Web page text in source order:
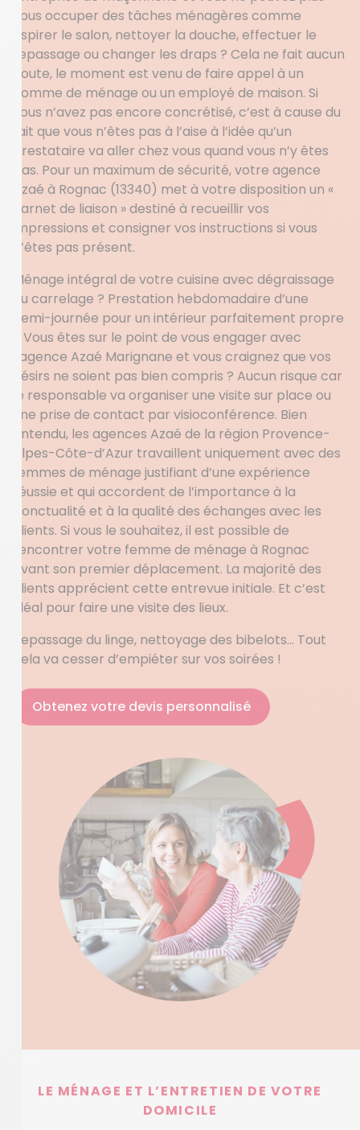
vous occuper des tâches ménagères comme
aspirer le salon, nettoyer la douche, effectuer le
repassage ou changer les draps ? Cela ne fait aucun
doute, le moment est venu de faire appel à un
homme de ménage ou un employé de maison. Si
vous n’avez pas encore concrétisé, c’est à cause du
fait que vous n’êtes pas à l’aise à l’idée qu’un
prestataire va aller chez vous quand vous n’y êtes
pas. Pour un maximum de sécurité, votre agence
Azaé à Rognac (13340) met à votre disposition un «
carnet de liaison » destiné à recueillir vos
impressions et consigner vos instructions si vous
n’êtes pas présent.
Ménage intégral de votre cuisine avec dégraissage
du carrelage ? Prestation hebdomadaire d’une
demi-journée pour un intérieur parfaitement propre
? Vous êtes sur le point de vous engager avec
l’agence Azaé Marignane et vous craignez que vos
désirs ne soient pas bien compris ? Aucun risque car
le responsable va organiser une visite sur place ou
une prise de contact par visioconférence. Bien
entendu, les agences Azaé de la région Provence-
Alpes-Côte-d’Azur travaillent uniquement avec des
femmes de ménage justifiant d’une expérience
réussie et qui accordent de l’importance à la
ponctualité et à la qualité des échanges avec les
clients. Si vous le souhaitez, il est possible de
rencontrer votre femme de ménage à Rognac
avant son premier déplacement. La majorité des
clients apprécient cette entrevue initiale. Et c’est
idéal pour faire une visite des lieux.
Repassage du linge, nettoyage des bibelots… Tout
cela va cesser d’empiéter sur vos soirées !
Obtenez votre devis personnalisé
LE MÉNAGE ET L’ENTRETIEN DE VOTRE
DOMICILE